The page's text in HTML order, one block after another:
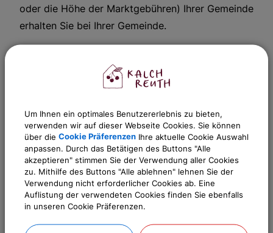
oder die Höhe der Marktgebühren) Ihrer Gemeinde
erhalten Sie bei Ihrer Gemeinde.
Weitere Informationen
Sachgebiete
Gemeinde Kalchreuth
Um Ihnen ein optimales Benutzererlebnis zu bieten,
verwenden wir auf dieser Webseite Cookies. Sie können
über die Cookie Präferenzen Ihre aktuelle Cookie Auswahl
anpassen. Durch das Betätigen des Buttons "Alle
akzeptieren" stimmen Sie der Verwendung aller Cookies
zu. Mithilfe des Buttons "Alle ablehnen" lehnen Sie der
Verwendung nicht erforderlicher Cookies ab. Eine
Auflistung der verwendeten Cookies finden Sie ebenfalls
in unseren Cookie Präferenzen.